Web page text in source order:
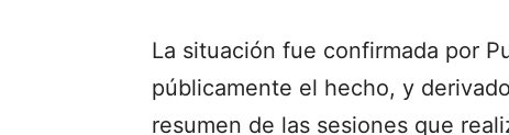
La situación fue confirmada por
públicamente el hecho, y
resumen de las sesiones que